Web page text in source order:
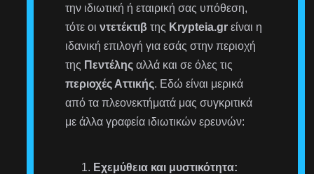
την ιδιωτική ή εταιρική σας υπόθεση,
τότε οιντετέκτιβ της Krypteia.gr είναι η
ιδανική επιλογή για εσάς στην περιοχή
της Πεντέλης αλλά και σε όλες τις
περιοχές Αττικής. Εδώ είναι μερικά
από τα πλεονεκτήματά μας συγκριτικά
με άλλα γραφεία ιδιωτικών ερευνών:
Εχεμύθεια και μυστικότητα: